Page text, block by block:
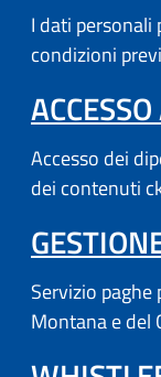
I dati
condizioni
Accesso dei
dei contenuti
Servizio
Montana e del